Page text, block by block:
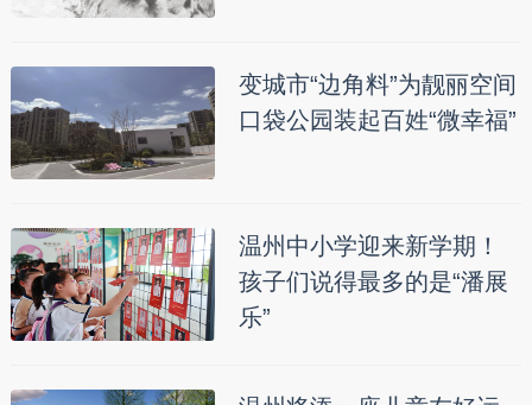
变城市“边角料”为靓丽空间
口袋公园装起百姓“微幸福”
温州中小学迎来新学期！
孩子们说得最多的是“潘展
乐”